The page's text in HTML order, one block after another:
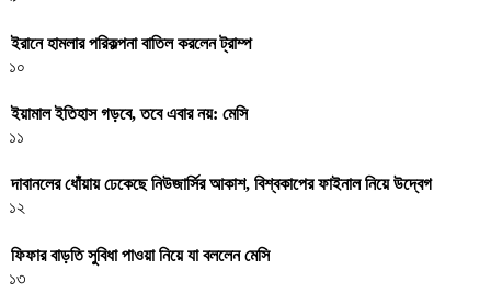
ইরানে হামলার পরিকল্পনা বাতিল করলেন ট্রাম্প
১০
ইয়ামাল ইতিহাস গড়বে, তবে এবার নয়: মেসি
১১
দাবানলের ধোঁয়ায় ঢেকেছে নিউজার্সির আকাশ, বিশ্বকাপের ফাইনাল নিয়ে উদ্বেগ
১২
ফিফার বাড়তি সুবিধা পাওয়া নিয়ে যা বললেন মেসি
১৩